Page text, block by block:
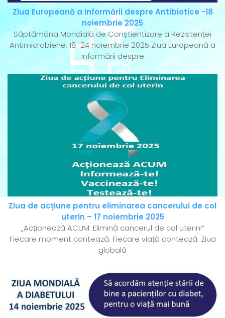
Ziua Europeană a Informării despre Antibiotice -18
noiembrie 2025
Săptămâna Mondială de Conștientizare a Rezistenței
Antimicrobiene, 18-24 noiembrie 2025 Ziua Europeană a
Informării despre
Ziua de acțiune pentru eliminarea cancerului de col
uterin – 17 noiembrie 2025
„Acționează ACUM: Elimină cancerul de col uterin!”
Fiecare moment contează. Fiecare viață contează. Ziua
globală